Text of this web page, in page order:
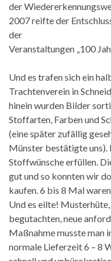
der
2007 reifte der
der
Veranstaltungen „100
Und es trafen sich ein
Trachtenverein in
hinein wurden Bilder
Stoffarten, Farben und
(eine später zufällig
Münster bestätigte uns).
Stoffwünsche erfüllen.
gut und so konnten wir
kaufen. 6 bis 8 Mal
Und es eilte!
begutachten, neue
Maßnahme musste man
normale Lieferzeit 6 – 8